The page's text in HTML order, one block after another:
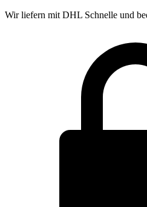
Wir liefern mit DHL Schnelle und